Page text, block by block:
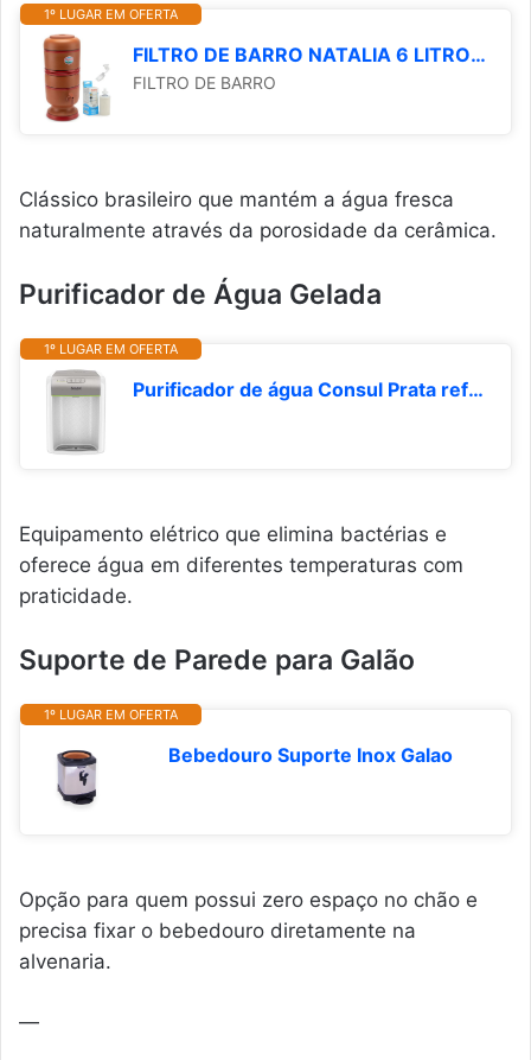
1º LUGAR EM OFERTA
FILTRO DE BARRO NATALIA 6 LITROS COM VELA DE CARVAO ATIVADO E BOIA
FILTRO DE BARRO
Clássico brasileiro que mantém a água fresca
naturalmente através da porosidade da cerâmica.
Purificador de Água Gelada
1º LUGAR EM OFERTA
Purificador de água Consul Prata refrigerado, com proteção antibactérias - CPB34AS Bivolt
Equipamento elétrico que elimina bactérias e
oferece água em diferentes temperaturas com
praticidade.
Suporte de Parede para Galão
1º LUGAR EM OFERTA
Bebedouro Suporte Inox Galao
Opção para quem possui zero espaço no chão e
precisa fixar o bebedouro diretamente na
alvenaria.
—